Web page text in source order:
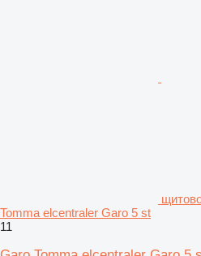
Tomma elcentraler Garo 5 st
11